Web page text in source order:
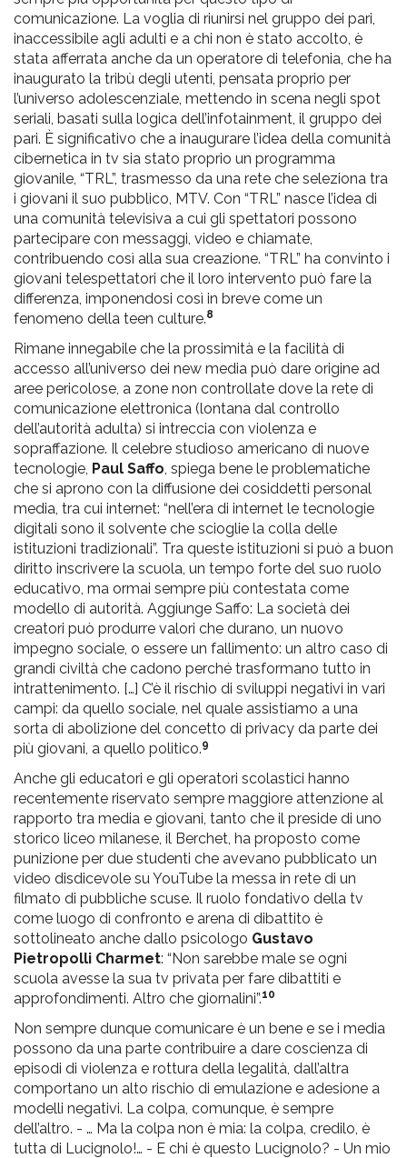
comunicazione. La voglia di riunirsi nel gruppo dei pari,
inaccessibile agli adulti e a chi non è stato accolto, è
stata afferrata anche da un operatore di telefonia, che ha
inaugurato la tribù degli utenti, pensata proprio per
l’universo adolescenziale, mettendo in scena negli spot
seriali, basati sulla logica dell’infotainment, il gruppo dei
pari. È significativo che a inaugurare l’idea della comunità
cibernetica in tv sia stato proprio un programma
giovanile, “TRL”, trasmesso da una rete che seleziona tra
i giovani il suo pubblico, MTV. Con “TRL” nasce l’idea di
una comunità televisiva a cui gli spettatori possono
partecipare con messaggi, video e chiamate,
contribuendo così alla sua creazione. “TRL” ha convinto i
giovani telespettatori che il loro intervento può fare la
differenza, imponendosi così in breve come un
fenomeno della teen culture.8
Rimane innegabile che la prossimità e la facilità di
accesso all’universo dei new media può dare origine ad
aree pericolose, a zone non controllate dove la rete di
comunicazione elettronica (lontana dal controllo
dell’autorità adulta) si intreccia con violenza e
sopraffazione. Il celebre studioso americano di nuove
tecnologie, Paul Saffo, spiega bene le problematiche
che si aprono con la diffusione dei cosiddetti personal
media, tra cui internet: “nell’era di internet le tecnologie
digitali sono il solvente che scioglie la colla delle
istituzioni tradizionali”. Tra queste istituzioni si può a buon
diritto inscrivere la scuola, un tempo forte del suo ruolo
educativo, ma ormai sempre più contestata come
modello di autorità. Aggiunge Saffo: La società dei
creatori può produrre valori che durano, un nuovo
impegno sociale, o essere un fallimento: un altro caso di
grandi civiltà che cadono perché trasformano tutto in
intrattenimento. […] C’è il rischio di sviluppi negativi in vari
campi: da quello sociale, nel quale assistiamo a una
sorta di abolizione del concetto di privacy da parte dei
più giovani, a quello politico.9
Anche gli educatori e gli operatori scolastici hanno
recentemente riservato sempre maggiore attenzione al
rapporto tra media e giovani, tanto che il preside di uno
storico liceo milanese, il Berchet, ha proposto come
punizione per due studenti che avevano pubblicato un
video disdicevole su YouTube la messa in rete di un
filmato di pubbliche scuse. Il ruolo fondativo della tv
come luogo di confronto e arena di dibattito è
sottolineato anche dallo psicologo Gustavo
Pietropolli Charmet: “Non sarebbe male se ogni
scuola avesse la sua tv privata per fare dibattiti e
approfondimenti. Altro che giornalini”.10
Non sempre dunque comunicare è un bene e se i media
possono da una parte contribuire a dare coscienza di
episodi di violenza e rottura della legalità, dall’altra
comportano un alto rischio di emulazione e adesione a
modelli negativi. La colpa, comunque, è sempre
dell’altro. - … Ma la colpa non è mia: la colpa, credilo, è
tutta di Lucignolo!… - E chi è questo Lucignolo? - Un mio